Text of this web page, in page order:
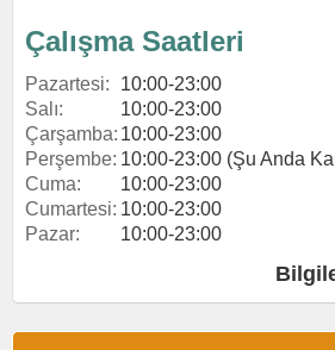
Çalışma Saatleri
Pazartesi:
10:00-23:00
Salı:
10:00-23:00
Çarşamba: 10:00-23:00
Perşembe: 10:00-23:00 (Şu Anda
Cuma:
10:00-23:00
Cumartesi: 10:00-23:00
Pazar:
10:00-23:00